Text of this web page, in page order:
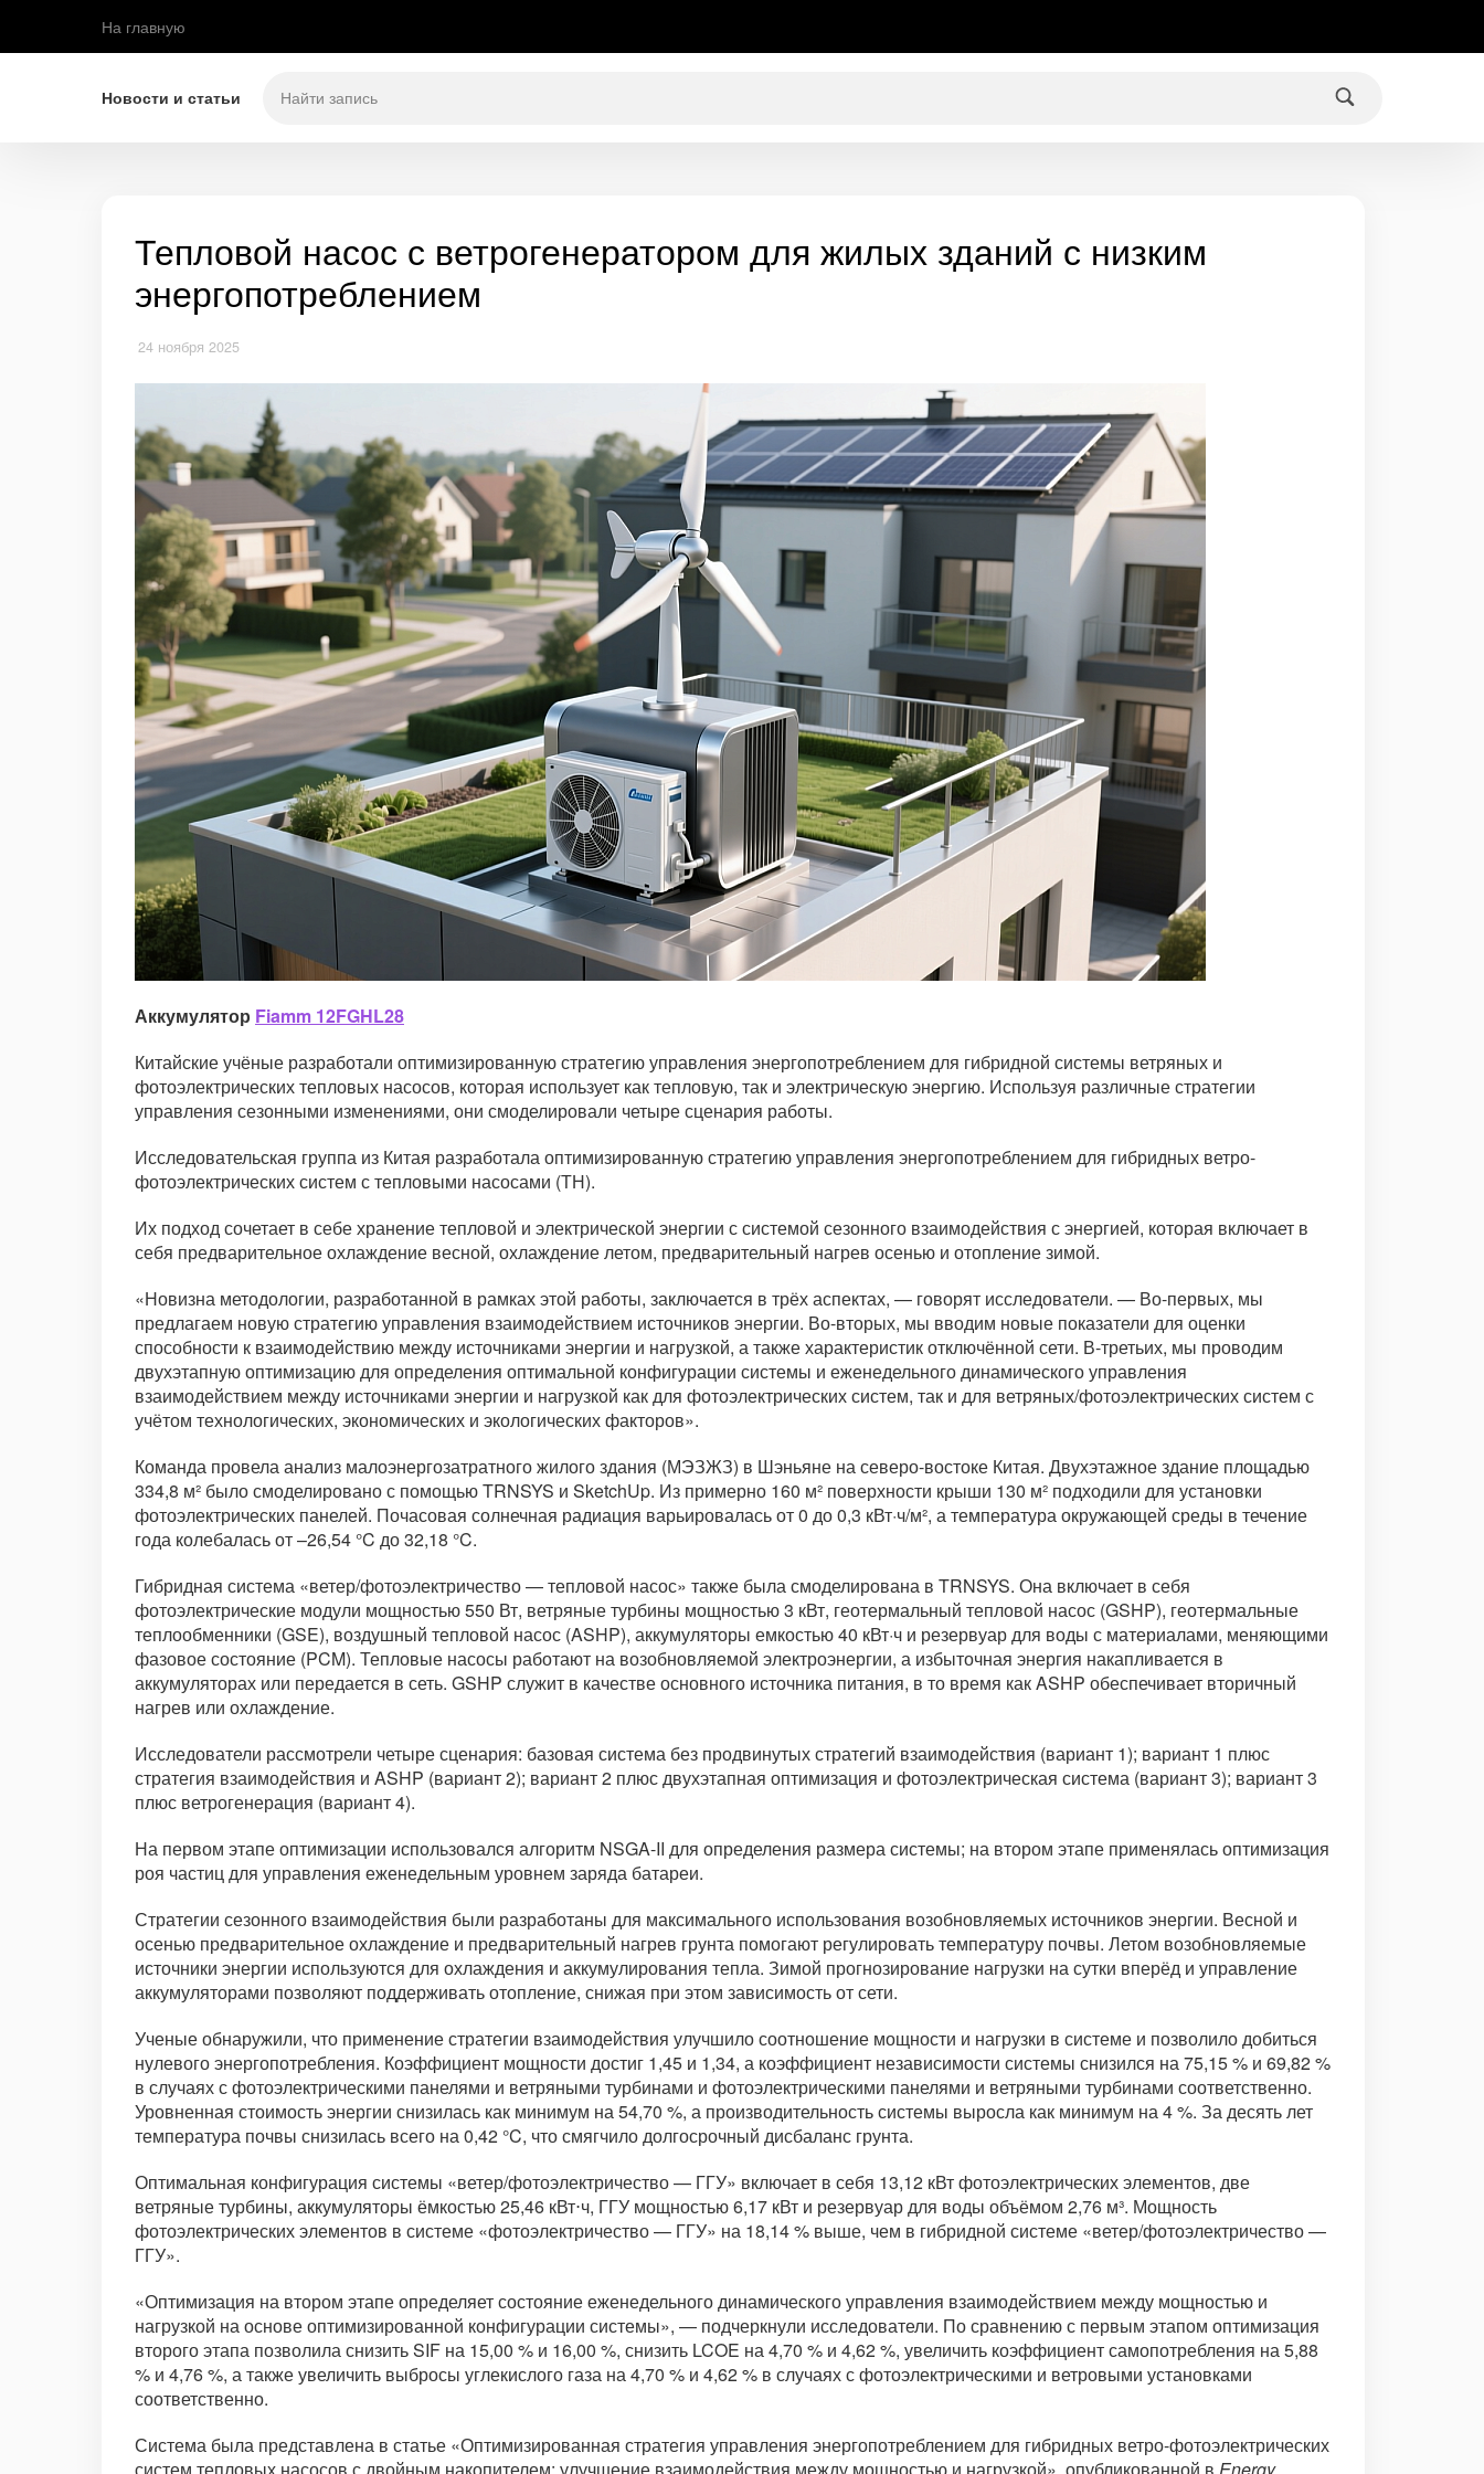
На главную
Новости и статьи
Тепловой насос с ветрогенератором для жилых зданий с низким
энергопотреблением
24 ноября 2025
Аккумулятор Fiamm 12FGHL28
Китайские учёные разработали оптимизированную стратегию управления энергопотреблением для гибридной системы ветряных и
фотоэлектрических тепловых насосов, которая использует как тепловую, так и электрическую энергию. Используя различные стратегии
управления сезонными изменениями, они смоделировали четыре сценария работы.
Исследовательская группа из Китая разработала оптимизированную стратегию управления энергопотреблением для гибридных ветро-
фотоэлектрических систем с тепловыми насосами (ТН).
Их подход сочетает в себе хранение тепловой и электрической энергии с системой сезонного взаимодействия с энергией, которая включает в
себя предварительное охлаждение весной, охлаждение летом, предварительный нагрев осенью и отопление зимой.
«Новизна методологии, разработанной в рамках этой работы, заключается в трёх аспектах, — говорят исследователи. — Во-первых, мы
предлагаем новую стратегию управления взаимодействием источников энергии. Во-вторых, мы вводим новые показатели для оценки
способности к взаимодействию между источниками энергии и нагрузкой, а также характеристик отключённой сети. В-третьих, мы проводим
двухэтапную оптимизацию для определения оптимальной конфигурации системы и еженедельного динамического управления
взаимодействием между источниками энергии и нагрузкой как для фотоэлектрических систем, так и для ветряных/фотоэлектрических систем с
учётом технологических, экономических и экологических факторов».
Команда провела анализ малоэнергозатратного жилого здания (МЭЗЖЗ) в Шэньяне на северо-востоке Китая. Двухэтажное здание площадью
334,8 м² было смоделировано с помощью TRNSYS и SketchUp. Из примерно 160 м² поверхности крыши 130 м² подходили для установки
фотоэлектрических панелей. Почасовая солнечная радиация варьировалась от 0 до 0,3 кВт·ч/м², а температура окружающей среды в течение
года колебалась от –26,54 °C до 32,18 °C.
Гибридная система «ветер/фотоэлектричество — тепловой насос» также была смоделирована в TRNSYS. Она включает в себя
фотоэлектрические модули мощностью 550 Вт, ветряные турбины мощностью 3 кВт, геотермальный тепловой насос (GSHP), геотермальные
теплообменники (GSE), воздушный тепловой насос (ASHP), аккумуляторы емкостью 40 кВт·ч и резервуар для воды с материалами, меняющими
фазовое состояние (PCM). Тепловые насосы работают на возобновляемой электроэнергии, а избыточная энергия накапливается в
аккумуляторах или передается в сеть. GSHP служит в качестве основного источника питания, в то время как ASHP обеспечивает вторичный
нагрев или охлаждение.
Исследователи рассмотрели четыре сценария: базовая система без продвинутых стратегий взаимодействия (вариант 1); вариант 1 плюс
стратегия взаимодействия и ASHP (вариант 2); вариант 2 плюс двухэтапная оптимизация и фотоэлектрическая система (вариант 3); вариант 3
плюс ветрогенерация (вариант 4).
На первом этапе оптимизации использовался алгоритм NSGA-II для определения размера системы; на втором этапе применялась оптимизация
роя частиц для управления еженедельным уровнем заряда батареи.
Стратегии сезонного взаимодействия были разработаны для максимального использования возобновляемых источников энергии. Весной и
осенью предварительное охлаждение и предварительный нагрев грунта помогают регулировать температуру почвы. Летом возобновляемые
источники энергии используются для охлаждения и аккумулирования тепла. Зимой прогнозирование нагрузки на сутки вперёд и управление
аккумуляторами позволяют поддерживать отопление, снижая при этом зависимость от сети.
Ученые обнаружили, что применение стратегии взаимодействия улучшило соотношение мощности и нагрузки в системе и позволило добиться
нулевого энергопотребления. Коэффициент мощности достиг 1,45 и 1,34, а коэффициент независимости системы снизился на 75,15 % и 69,82 %
в случаях с фотоэлектрическими панелями и ветряными турбинами и фотоэлектрическими панелями и ветряными турбинами соответственно.
Уровненная стоимость энергии снизилась как минимум на 54,70 %, а производительность системы выросла как минимум на 4 %. За десять лет
температура почвы снизилась всего на 0,42 °C, что смягчило долгосрочный дисбаланс грунта.
Оптимальная конфигурация системы «ветер/фотоэлектричество — ГГУ» включает в себя 13,12 кВт фотоэлектрических элементов, две
ветряные турбины, аккумуляторы ёмкостью 25,46 кВт⋅ч, ГГУ мощностью 6,17 кВт и резервуар для воды объёмом 2,76 м³. Мощность
фотоэлектрических элементов в системе «фотоэлектричество — ГГУ» на 18,14 % выше, чем в гибридной системе «ветер/фотоэлектричество —
ГГУ».
«Оптимизация на втором этапе определяет состояние еженедельного динамического управления взаимодействием между мощностью и
нагрузкой на основе оптимизированной конфигурации системы», — подчеркнули исследователи. По сравнению с первым этапом оптимизация
второго этапа позволила снизить SIF на 15,00 % и 16,00 %, снизить LCOE на 4,70 % и 4,62 %, увеличить коэффициент самопотребления на 5,88
% и 4,76 %, а также увеличить выбросы углекислого газа на 4,70 % и 4,62 % в случаях с фотоэлектрическими и ветровыми установками
соответственно.
Система была представлена в статье «Оптимизированная стратегия управления энергопотреблением для гибридных ветро-фотоэлектрических